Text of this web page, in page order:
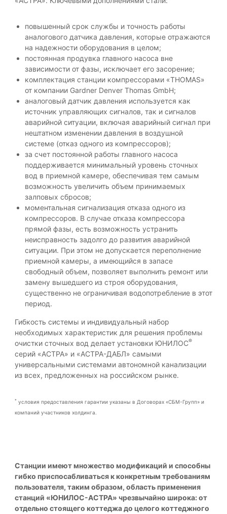
о
е
к
т
а
«
о
д
к
л
ю
ч
.
повышенный срок службы и точность работы
аналогового датчика давления, которые отражаются
на надежности оборудования в целом;
постоянная продувка главного насоса вне
зависимости от фазы, исключает его засорение;
комплектация станции компрессорами «THOMAS»
от компании Gardner Denver Thomas GmbH;
аналоговый датчик давления используется как
источник управляющих сигналов, так и сигналов
аварийной ситуации, включая аварийный сигнал при
нештатном изменении давления в воздушной
системе (отказ одного из компрессоров);
за счет постоянной работы главного насоса
поддерживается минимальный уровень сточных
вод в приемной камере, обеспечивая тем самым
возможность увеличить объем принимаемых
залповых сбросов;
моментальная сигнализация отказа одного из
компрессоров. В случае отказа компрессора
прямой фазы, есть возможность устранить
неисправность задолго до развития аварийной
ситуации. При этом не допускается переполнение
приемной камеры, а имеющийся в запасе
свободный объем, позволяет выполнить ремонт или
замену вышедшего из строя оборудования,
существенно не ограничивая водопотребление в этот
период.
Гибкость системы и индивидуальный набор
необходимых характеристик для решения проблемы
очистки сточных вод делает установки ЮНИЛОС®
серий «АСТРА» и «АСТРА-ДАБЛ» самыми
универсальными системами автономной канализации
из всех, предложенных на российском рынке.
* условия предоставления гарантии указаны в Договорах «СБМ-Групп» и
компаний участников холдинга.
Станции имеют множество модификаций и способны
гибко приспосабливаться к конкретным требованиям
пользователя, таким образом, область применения
станций «ЮНИЛОС-АСТРА» чрезвычайно широка: от
отдельно стоящего коттеджа до целого коттеджного